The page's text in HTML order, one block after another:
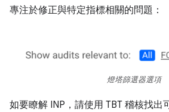
專注於修正與特定指標相關的問題：
燈塔篩選器選項
如要瞭解 INP，請使用 TBT 稽核找出